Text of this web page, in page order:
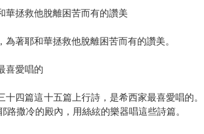
拯救他脫離困苦而有的讚美
著耶和華拯救他脫離困苦而有的讚美。
喜愛唱的
十四篇這十五篇上行詩，是希西家最喜愛唱的。
路撒冷的殿內，用絲絃的樂器唱這些詩篇。